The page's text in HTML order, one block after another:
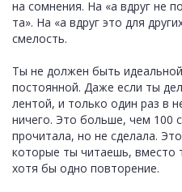
на сомнения. На «а вдруг не
та». На «а вдруг это для
смелость.
Ты не должен быть
постоянной. Даже если ты
лентой, и только один раз в
ничего. Это больше, чем 100
прочитала, но не сделала.
которые ты читаешь, вместо
хотя бы одно повторение.